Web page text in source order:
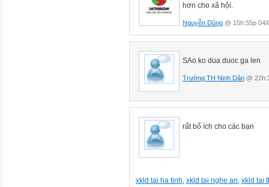
hơn cho xã hội.
Nguyễn Dũng @ 15h:55p 04/
SAo ko dua duoc ga len
Trường TH Ninh Dân @
rất bổ ích cho các bạn
xkld tai ha tinh xkld tai nghe an xkld tai